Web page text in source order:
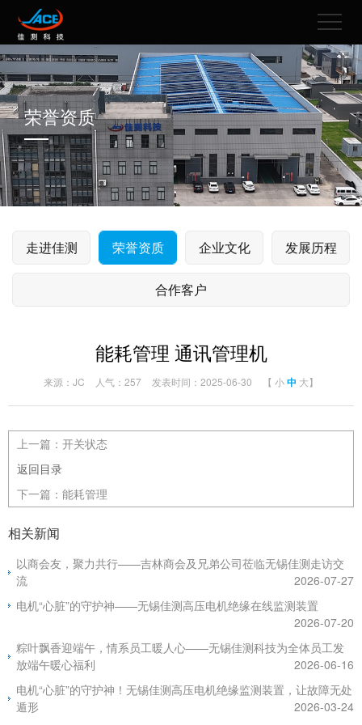
荣誉资质
走进佳测 荣誉资质 企业文化 发展历程
合作客户
能耗管理 通讯管理机
来源：JC 人气：257 发表时间：2025-06-30 【 小中 大】
上一篇： 开关状态
返回目录
下一篇： 能耗管理
相关新闻
以商会友，聚力共行——吉林商会及兄弟公司莅临无锡佳测走访交
流
2026-07-27
电机“心脏”的守护神——无锡佳测高压电机绝缘在线监测装置
2026-07-20
粽叶飘香迎端午，情系员工暖人心——无锡佳测科技为全体员工发
放端午暖心福利
2026-06-16
电机“心脏”的守护神！无锡佳测高压电机绝缘监测装置，让故障无处
遁形
2026-03-24